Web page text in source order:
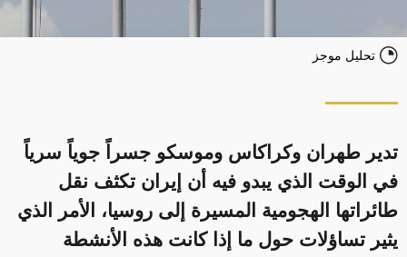
تحليل موجز
تدير طهران وكراكاس وموسكو جسراً جوياً سرياً
في الوقت الذي يبدو فيه أن إيران تكثف نقل
طائراتها الهجومية المسيرة إلى روسيا، الأمر الذي
يثير تساؤلات حول ما إذا كانت هذه الأنشطة